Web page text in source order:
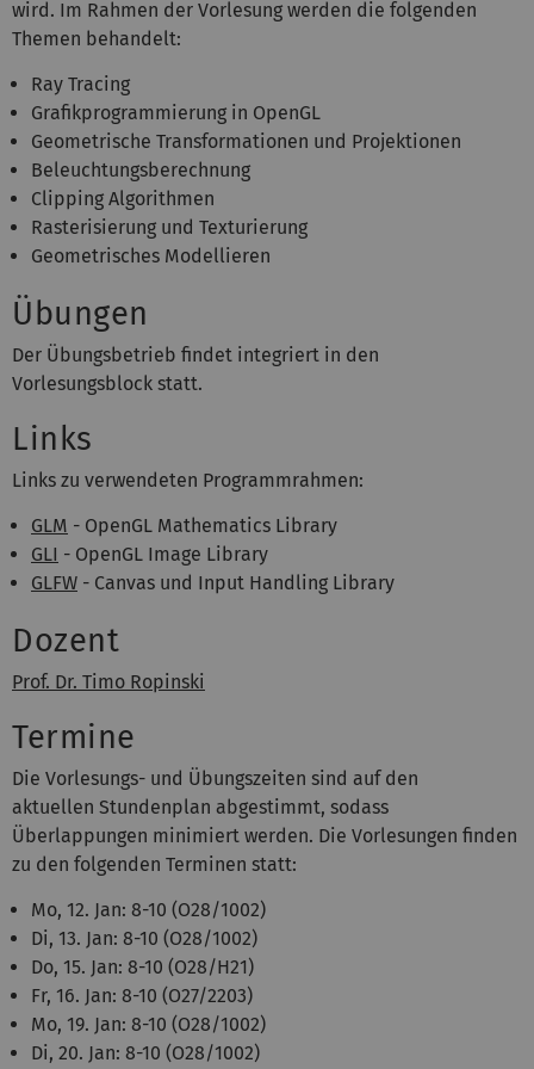
wird. Im Rahmen der Vorlesung werden die folgenden
Themen behandelt:
Ray Tracing
Grafikprogrammierung in OpenGL
Geometrische Transformationen und Projektionen
Beleuchtungsberechnung
Clipping Algorithmen
Rasterisierung und Texturierung
Geometrisches Modellieren
Übungen
Der Übungsbetrieb findet integriert in den
Vorlesungsblock statt.
Links
Links zu verwendeten Programmrahmen:
GLM - OpenGL Mathematics Library
GLI - OpenGL Image Library
GLFW - Canvas und Input Handling Library
Dozent
Prof. Dr. Timo Ropinski
Termine
Die Vorlesungs- und Übungszeiten sind auf den
aktuellen Stundenplan abgestimmt, sodass
Überlappungen minimiert werden. Die Vorlesungen finden
zu den folgenden Terminen statt:
Mo, 12. Jan: 8-10 (O28/1002)
Di, 13. Jan: 8-10 (O28/1002)
Do, 15. Jan: 8-10 (O28/H21)
Fr, 16. Jan: 8-10 (O27/2203)
Mo, 19. Jan: 8-10 (O28/1002)
Di, 20. Jan: 8-10 (O28/1002)